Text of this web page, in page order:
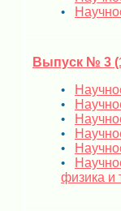
Выпуск № 3
физика и